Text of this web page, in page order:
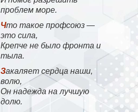
проблем море.
Что такое профсоюз —
это сила,
Крепче не было фронта и
тыла.
Закаляет сердца наши,
волю,
Он надежда на лучшую
долю.